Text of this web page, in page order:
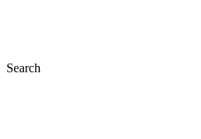
Search